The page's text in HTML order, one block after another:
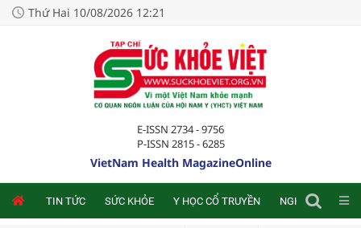
Thứ Hai 10/08/2026 12:21
E-ISSN 2734 - 9756
P-ISSN 2815 - 6285
VietNam Health MagazineOnline
TIN TỨC SỨC KHỎE Y HỌC CỔ TRUYỀN NGHIÊN CỨU